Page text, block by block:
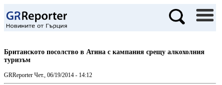
Британското посолство в Атина с кампания срещу алкохолния
туризъм
GRReporter Чет., 06/19/2014 - 14:12